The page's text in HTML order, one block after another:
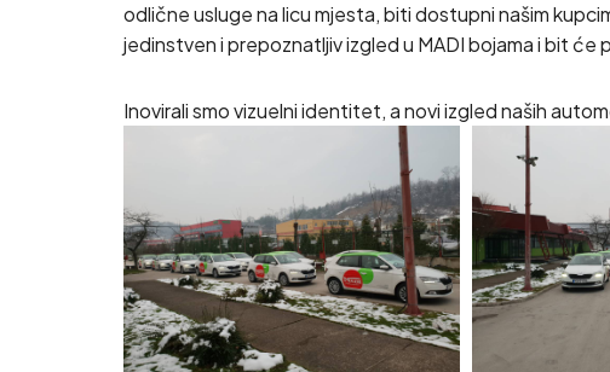
odlične usluge na licu mjesta, biti dostupni našim
jedinstven i prepoznatljiv izgled u MADI bojama i bit će
Inovirali smo vizuelni identitet, a novi izgled naših